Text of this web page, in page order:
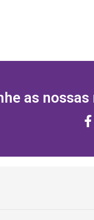
as